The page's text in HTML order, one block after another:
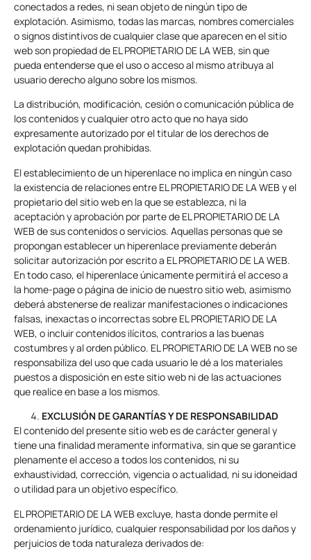
conectados a redes, ni sean objeto de ningún tipo de
explotación. Asimismo, todas las marcas, nombres comerciales
o signos distintivos de cualquier clase que aparecen en el sitio
web son propiedad de EL PROPIETARIO DE LA WEB, sin que
pueda entenderse que el uso o acceso al mismo atribuya al
usuario derecho alguno sobre los mismos.
La distribución, modificación, cesión o comunicación pública de
los contenidos y cualquier otro acto que no haya sido
expresamente autorizado por el titular de los derechos de
explotación quedan prohibidas.
El establecimiento de un hiperenlace no implica en ningún caso
la existencia de relaciones entre EL PROPIETARIO DE LA WEB y el
propietario del sitio web en la que se establezca, ni la
aceptación y aprobación por parte de EL PROPIETARIO DE LA
WEB de sus contenidos o servicios. Aquellas personas que se
propongan establecer un hiperenlace previamente deberán
solicitar autorización por escrito a EL PROPIETARIO DE LA WEB.
En todo caso, el hiperenlace únicamente permitirá el acceso a
la home-page o página de inicio de nuestro sitio web, asimismo
deberá abstenerse de realizar manifestaciones o indicaciones
falsas, inexactas o incorrectas sobre EL PROPIETARIO DE LA
WEB, o incluir contenidos ilícitos, contrarios a las buenas
costumbres y al orden público. EL PROPIETARIO DE LA WEB no se
responsabiliza del uso que cada usuario le dé a los materiales
puestos a disposición en este sitio web ni de las actuaciones
que realice en base a los mismos.
EXCLUSIÓN DE GARANTÍAS Y DE RESPONSABILIDAD
El contenido del presente sitio web es de carácter general y
tiene una finalidad meramente informativa, sin que se garantice
plenamente el acceso a todos los contenidos, ni su
exhaustividad, corrección, vigencia o actualidad, ni su idoneidad
o utilidad para un objetivo específico.
EL PROPIETARIO DE LA WEB excluye, hasta donde permite el
ordenamiento jurídico, cualquier responsabilidad por los daños y
perjuicios de toda naturaleza derivados de: